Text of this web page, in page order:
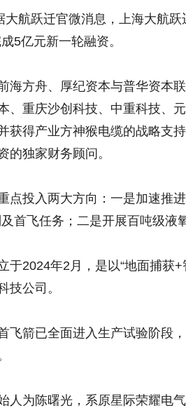
大航跃迁官微消息，上海大航
5亿元新一轮融资。
海方舟、厚纪资本与普华资本
、重庆沙创科技、中重科技、
获得产业方神猴电缆的战略支
的独家财务顾问。
点投入两大方向：一是加速推
首飞任务；二是开展百吨级液
于2024年2月，是以“地面捕获
技公司。
飞箭已全面进入生产试验阶段
人为陈曙光，系原星际荣耀电气